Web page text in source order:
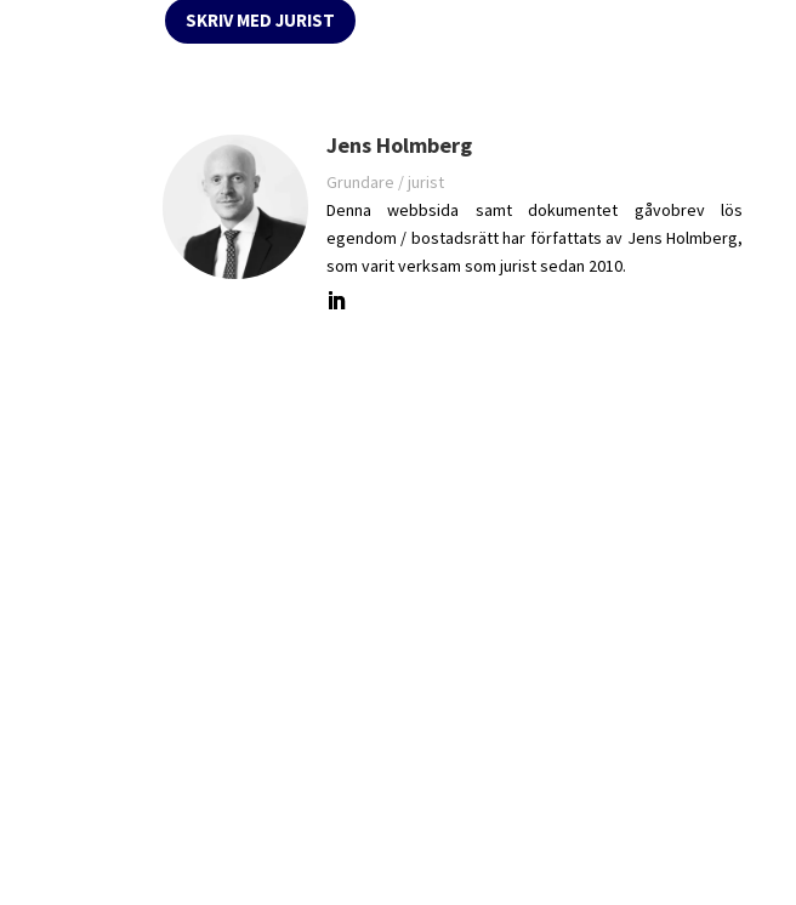
SKRIV MED JURIST
Jens Holmberg
Grundare / jurist
Denna webbsida samt dokumentet gåvobrev lös
egendom / bostadsrätt har författats av Jens Holmberg,
som varit verksam som jurist sedan 2010.